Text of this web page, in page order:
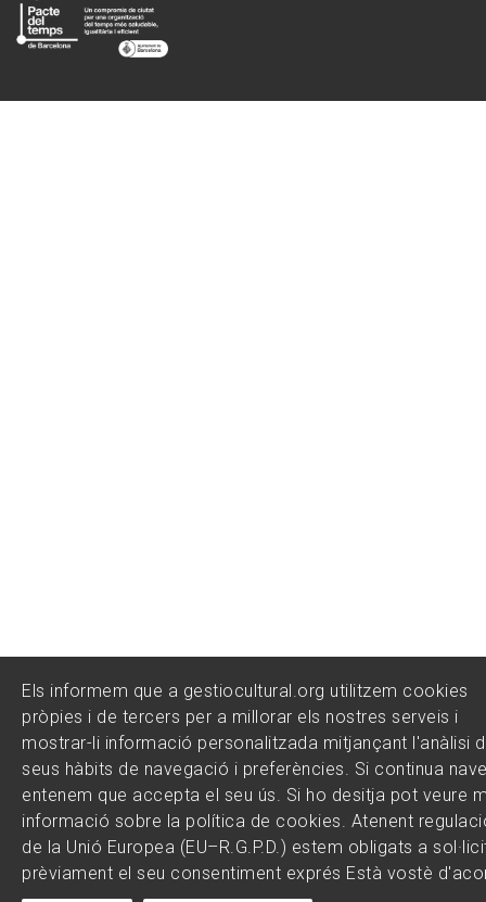
Els informem que a gestiocultural.org utilitzem cookies
pròpies i de tercers per a millorar els nostres serveis i
mostrar-li informació personalitzada mitjançant l'anàlisi
seus hàbits de navegació i preferències. Si continua
entenem que accepta el seu ús. Si ho desitja pot veure
informació sobre la política de cookies. Atenent
de la Unió Europea (EU–R.G.P.D.) estem obligats a
prèviament el seu consentiment exprés Està vostè